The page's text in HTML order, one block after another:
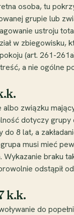
osoba, tu
grupie lub
ustroju
w zbiegowisku,
(art. 261-
a nie ogólne
związku
dotyczy
8 lat, a
musi mieć
braku
odstąpił
k.k.
do